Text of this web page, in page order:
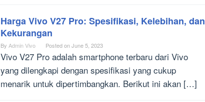
Harga Vivo V27 Pro: Spesifikasi, Kelebihan, dan
Kekurangan
By Admin Vivo Posted onJune 5, 2023
Vivo V27 Pro adalah smartphone terbaru dari Vivo
yang dilengkapi dengan spesifikasi yang cukup
menarik untuk dipertimbangkan. Berikut ini akan […]